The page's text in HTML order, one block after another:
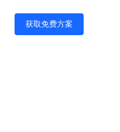
获取免费方案